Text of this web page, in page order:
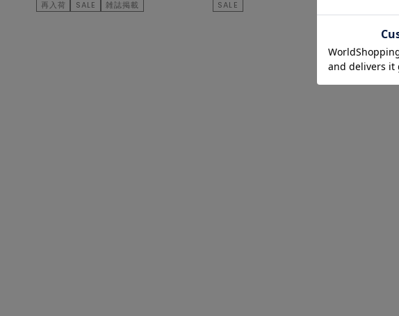
再入荷 SALE 雑誌掲載 SALE